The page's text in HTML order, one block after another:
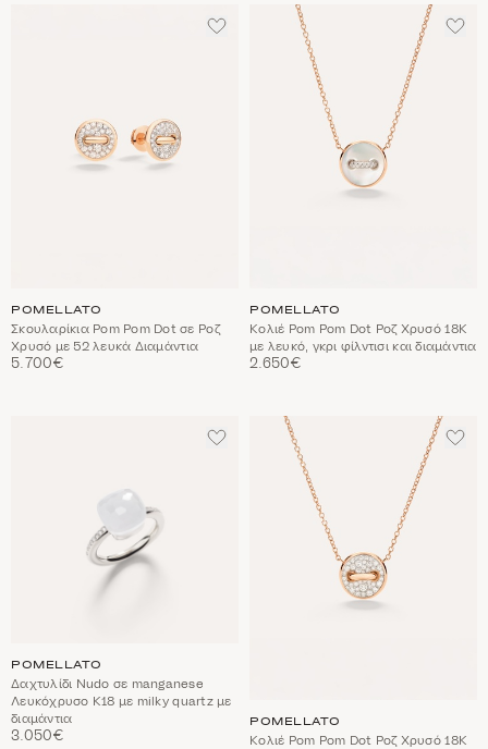
ΠΡΟΣΘΈΣΤΕ
POMELLATO
Σκουλαρίκια Pom Pom Dot σε Ροζ
Χρυσό με 52 λευκά Διαμάντια
5.700€
POMELLATO
Κολιέ Pom Pom Dot Ροζ Χρυσό 18Κ
με λευκό, γκρι φίλντισι και διαμάντια
2.650€
ΠΡΟΣΘΈΣΤΕ
ΑΓΑΠΗΜΈΝΑ
POMELLATO
Δαχτυλίδι Nudo σε manganese
Λευκόχρυσο Κ18 με milky quartz με
διαμάντια
3.050€
POMELLATO
Κολιέ Pom Pom Dot Ροζ Χρυσό 18Κ